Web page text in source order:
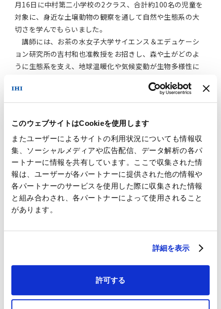
このウェブサイトはCookieを使用します
またユーザーによるサイトの利用状況についても情報収
集、ソーシャルメディアや広告配信、データ解析の各パ
ートナーに情報を共有しています。ここで収集された情
報は、ユーザーが各パートナーに提供された他の情報や
各パートナーのサービスを使用した際に収集された情報
と組み合わされ、各パートナーによって使用されること
があります。
詳細を表示
許可する
月16日に中村第二小学校の2クラス、合計約100名の児童を
対象に、身近な土壌動物の観察を通して自然や生態系の大
切さを学んでもらいました。
講師には、お茶の水女子大学サイエンス＆エデュケーシ
ョン研究所の吉村和也准教授をお招きし、森や土がどのよ
うに生態系を支え、地球温暖化や気候変動が生物多様性に
ただきました。後半では、実体顕微鏡を使いながら、IHI相
馬事業所や学校の敷地で採集した土壌動物を観察し、児童
に学びを深めていました。